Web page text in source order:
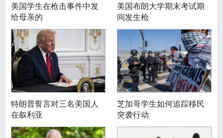
美国学生在枪击事件中发
给母亲的
美国布朗大学期末考试期
间发生枪
特朗普誓言对三名美国人
在叙利亚
芝加哥学生如何追踪移民
突袭行动